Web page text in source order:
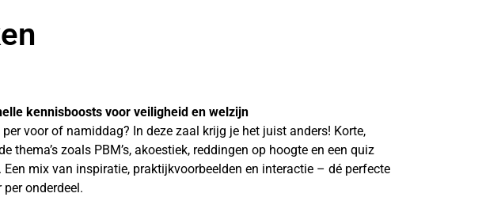
kennisboosts voor veiligheid en welzijn
voor of namiddag? In deze zaal krijg je het juist anders! Korte,
thema’s zoals PBM’s, akoestiek, reddingen op hoogte en een quiz
Een mix van inspiratie, praktijkvoorbeelden en interactie – dé perfecte
onderdeel.